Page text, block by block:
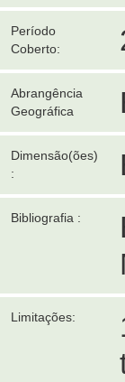
Período
Coberto:
Abrangência
Geográfica
Dimensão(ões)
:
Bibliografia :
Limitações: